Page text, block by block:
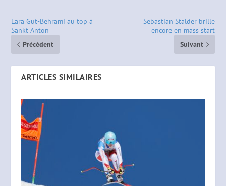
Lara Gut-Behrami au top à
Sankt Anton
Précédent
Sebastian Stalder brille
encore en mass start
Suivant
ARTICLES SIMILAIRES